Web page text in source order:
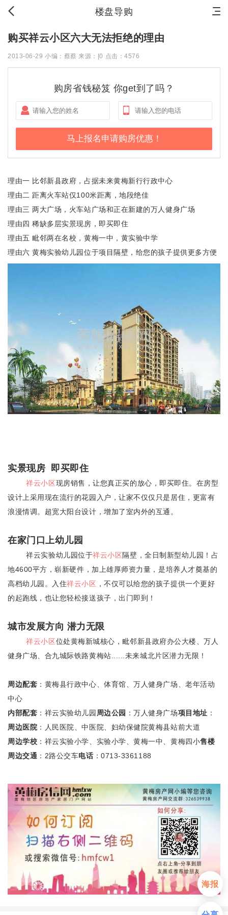
楼盘导购
出售
购买祥云小区六大无法拒绝的理由
2013-06-29 小编：蔡蔡 来源：|0 点击：4576
购房省钱秘笈 你get到了吗？
理由一 比邻新县政府，占据未来黄梅新行行政中心
理由二 距离火车站仅100米距离，地段绝佳
理由三 两大广场，火车站广场和正在新建的万人健身广场
理由四 稀缺多层实景现房，即买即住
理由五 毗邻两在名校，黄梅一中，黄实验中学
理由六 黄梅实验幼儿园位于项目隔壁，给您的孩子提供更多方便
实景现房 即买即住
祥云小区现房销售，让您真正买的放心，即买即住。在房型
设计上采用现在流行的花园入户，让家不仅仅只是居住，更富有
浪漫情调。超宽大阳台设计，增加了室内外的互通。
在家门口上幼儿园
祥云实验幼儿园位于祥云小区隔壁，全日制新型幼儿园！占
地4600平方，崭新硬件，加上雄厚师资力量，是培养人才奠基的
高档幼儿园。入住祥云小区 ，不仅可以给您的孩子提供一个更好
的起跑线，也让您轻松接送孩子，出门即到！
城市发展方向 潜力无限
祥云小区位处黄梅新城核心，毗邻新县政府办公大楼、万人
健身广场、合九城际铁路黄梅站......未来城北片区潜力无限！
周边配套 ：黄梅县行政中心、体育馆、万人健身广场、老年活动
中心
内部配套 ：祥云实验幼儿园 周边公园 ：万人健身广场
周边医院 ：人民医院、中医院、妇幼保健院
周边学校 ：祥云实验小学、实验小学、黄梅一中、黄梅四小
周边交通 ：2路公交车
项目地址 ：
黄梅县站前大道
售楼
电话 ：0713-3361188
海报
出售